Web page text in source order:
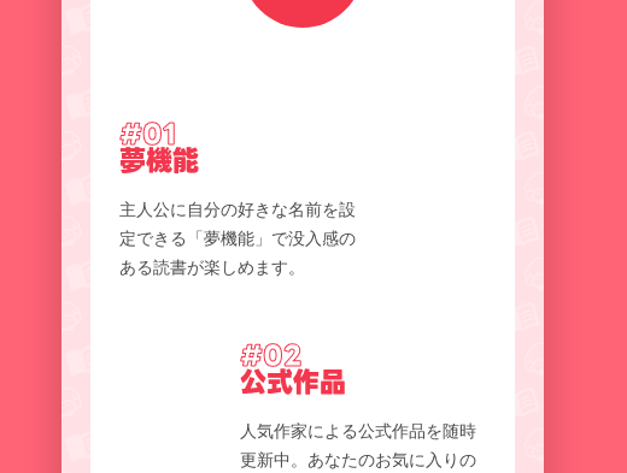
#01
夢機能
主人公に自分の好きな名前を設
定できる「夢機能」で没入感の
ある読書が楽しめます。
#02
公式作品
人気作家による公式作品を随時
更新中。あなたのお気に入りの